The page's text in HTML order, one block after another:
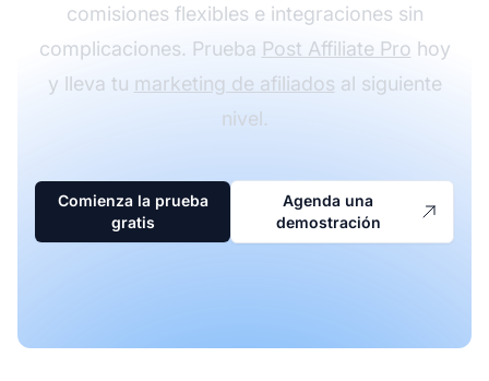
comisiones flexibles e integraciones sin
complicaciones. Prueba Post Affiliate Pro hoy
y lleva tu marketing de afiliados al siguiente
nivel.
Comienza la prueba
gratis
Agenda una
demostración